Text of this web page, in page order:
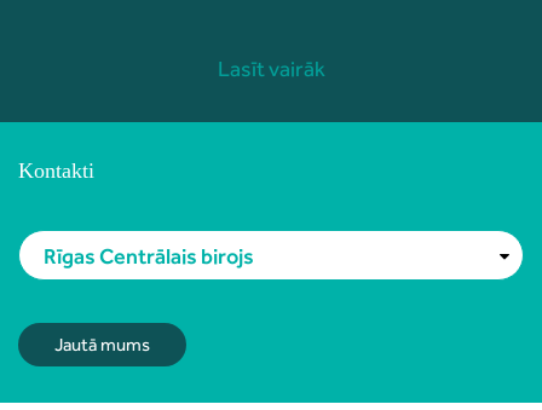
Lasīt vairāk
Kontakti
Rīgas Centrālais birojs
Jautā mums